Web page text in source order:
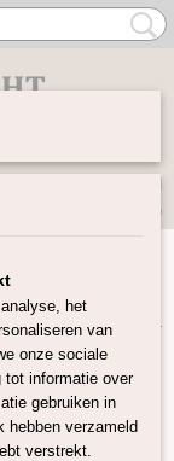
(0)
Vezels
het
van
onze sociale
tot informatie over
gebruiken in
hebben verzameld
verstrekt.